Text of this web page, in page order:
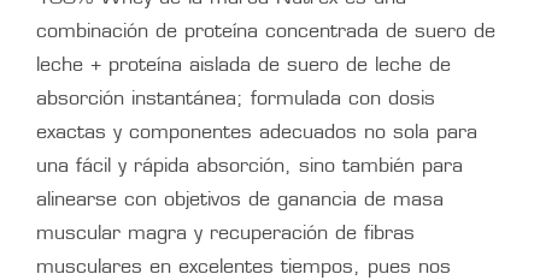
combinación de proteína concentrada de suero de
leche + proteína aislada de suero de leche de
absorción instantánea; formulada con dosis
exactas y componentes adecuados no sola para
una fácil y rápida absorción, sino también para
alinearse con objetivos de ganancia de masa
muscular magra y recuperación de fibras
musculares en excelentes tiempos, pues nos